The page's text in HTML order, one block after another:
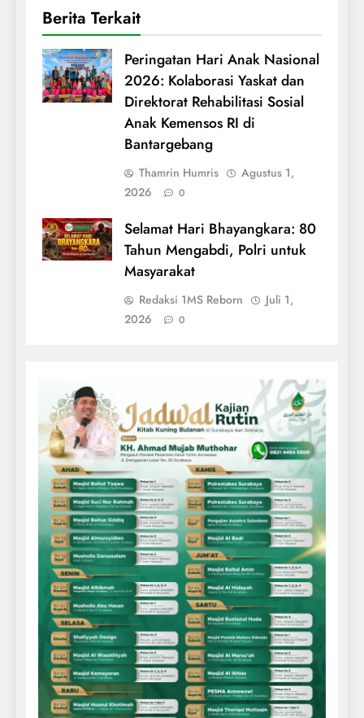
Berita Terkait
Peringatan Hari Anak Nasional
2026: Kolaborasi Yaskat dan
Direktorat Rehabilitasi Sosial
Anak Kemensos RI di
Bantargebang
Thamrin Humris
Agustus 1,
2026
0
Selamat Hari Bhayangkara: 80
Tahun Mengabdi, Polri untuk
Masyarakat
Redaksi 1MS Reborn
Juli 1,
2026
0